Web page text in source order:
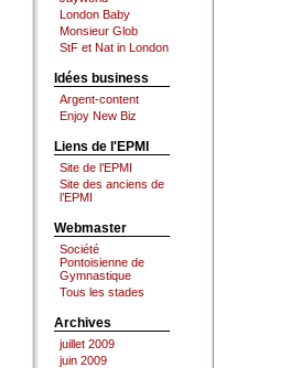
London Baby
Monsieur Glob
StF et Nat in London
Idées business
Argent-content
Enjoy New Biz
Liens de l'EPMI
Site de l’EPMI
Site des anciens de
l’EPMI
Webmaster
Société
Pontoisienne de
Gymnastique
Tous les stades
Archives
juillet 2009
juin 2009